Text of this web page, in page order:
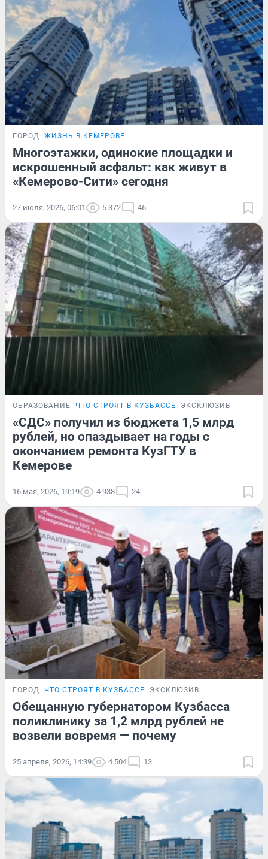
ГОРОД ЖИЗНЬ В КЕМЕРОВЕ
Многоэтажки, одинокие площадки и
искрошенный асфальт: как живут в
«Кемерово-Сити» сегодня
27 июля, 2026, 06:01 5 372 46
ОБРАЗОВАНИЕ ЧТО СТРОЯТ В КУЗБАССЕ ЭКСКЛЮЗИВ
«СДС» получил из бюджета 1,5 млрд
рублей, но опаздывает на годы с
окончанием ремонта КузГТУ в
Кемерове
16 мая, 2026, 19:19 4 938 24
ГОРОД ЧТО СТРОЯТ В КУЗБАССЕ ЭКСКЛЮЗИВ
Обещанную губернатором Кузбасса
поликлинику за 1,2 млрд рублей не
возвели вовремя — почему
25 апреля, 2026, 14:39 4 504 13